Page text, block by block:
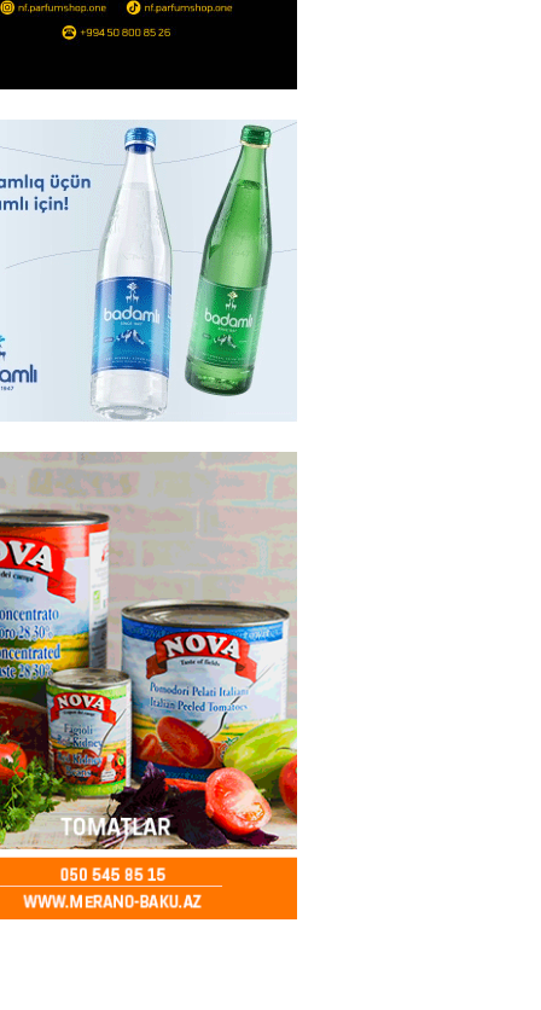
- 14:15 72
əmlakı müsadirə EDİLDİ
76
zibil qutusuna atılan 1 milyon
lotereya bileti iki günlük
sonra tapılıb
- 13:45 65
FACİƏ – Ər-arvad yanaraq
- 13:30 76
İranla müharibəyə yox, sülhə
verərdim
- 13:15 74
üzərindən Ermənistana
gedib
- 13:00